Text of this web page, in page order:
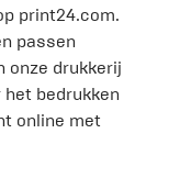
print24.com.
passen
onze drukkerij
bedrukken
online met